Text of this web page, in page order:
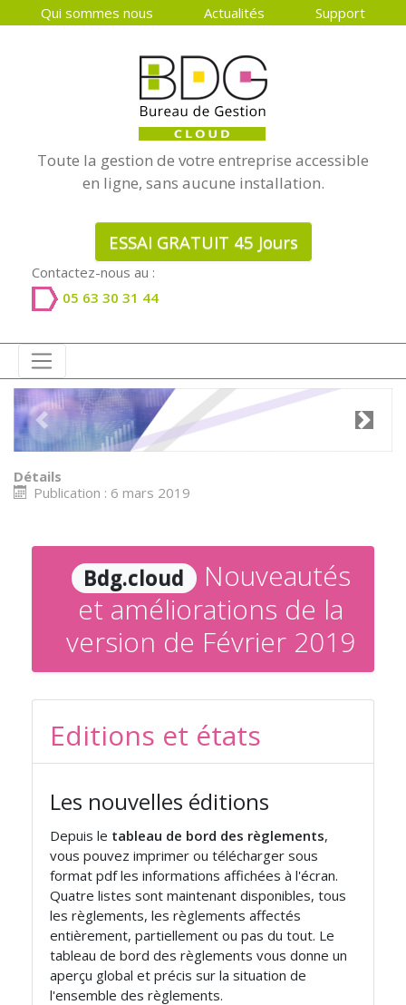
Qui sommes nous Actualités Support
Toute la gestion de votre entreprise accessible
en ligne, sans aucune installation.
ESSAI GRATUIT 45 Jours
Contactez-nous au :
05 63 30 31 44
Previous Next
Détails
Publication : 6 mars 2019
Bdg.cloud Nouveautés
et améliorations de la
version de Février 2019
Editions et états
Les nouvelles éditions
Depuis le tableau de bord des règlements,
vous pouvez imprimer ou télécharger sous
format pdf les informations affichées à l'écran.
Quatre listes sont maintenant disponibles, tous
les règlements, les règlements affectés
entièrement, partiellement ou pas du tout. Le
tableau de bord des règlements vous donne un
aperçu global et précis sur la situation de
l'ensemble des règlements.